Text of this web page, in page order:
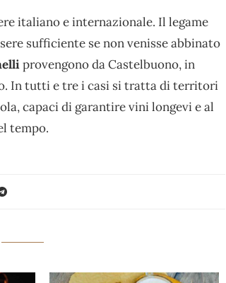
italiano e internazionale. Il legame
sufficiente se non venisse abbinato
provengono da Castelbuono, in
In tutti e tre i casi si tratta di territori
capaci di garantire vini longevi e al
tempo.